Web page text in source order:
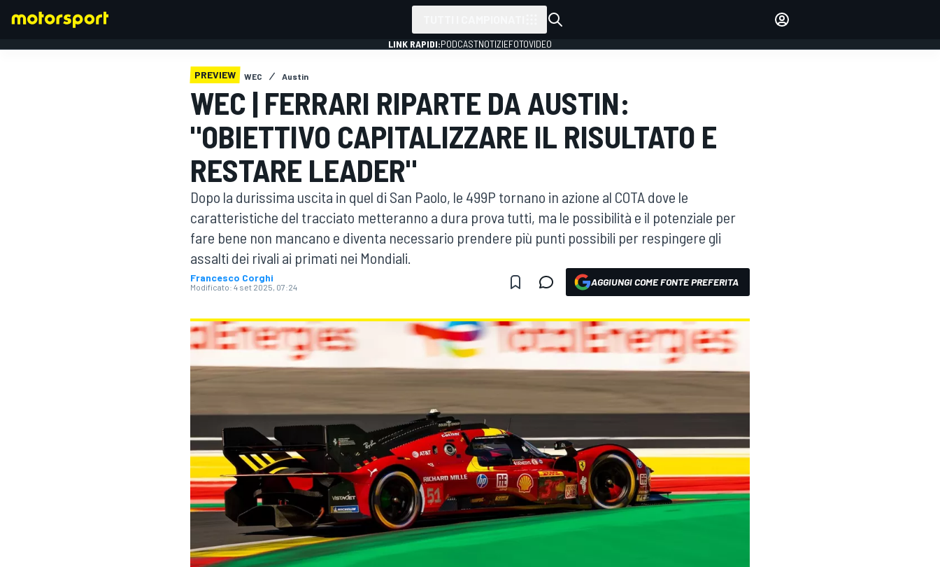
WEC
ACCEDI
LINK RAPIDI:PODCASTNOTIZIEFOTOVIDEO
PREVIEW WEC Austin
WEC | FERRARI RIPARTE DA AUSTIN:
"OBIETTIVO CAPITALIZZARE IL RISULTATO E
RESTARE LEADER"
Dopo la durissima uscita in quel di San Paolo, le 499P tornano in azione al COTA dove le
caratteristiche del tracciato metteranno a dura prova tutti, ma le possibilità e il potenziale per
fare bene non mancano e diventa necessario prendere più punti possibili per respingere gli
assalti dei rivali ai primati nei Mondiali.
Francesco Corghi
Modificato: 4 set 2025, 07:24 AGGIUNGI COME FONTE PREFERITA